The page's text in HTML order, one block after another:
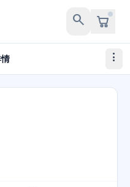
search
more_vert